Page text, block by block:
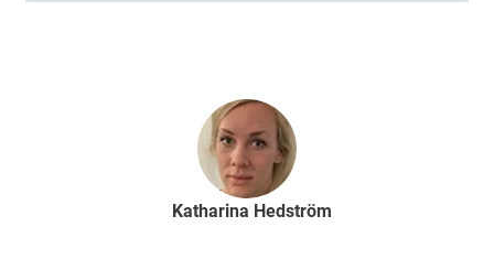
Katharina Hedström